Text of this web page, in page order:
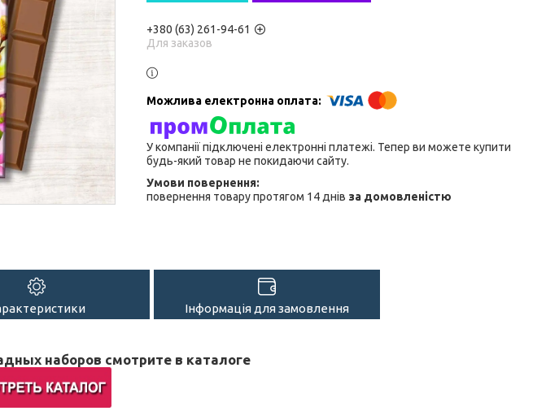
+380 (63) 261-94-61
Для заказов
У компанії підключені електронні платежі. Тепер ви можете купити
будь-який товар не покидаючи сайту.
повернення товару протягом 14 днів за домовленістю
Інформація для замовлення
наборов смотрите в каталоге